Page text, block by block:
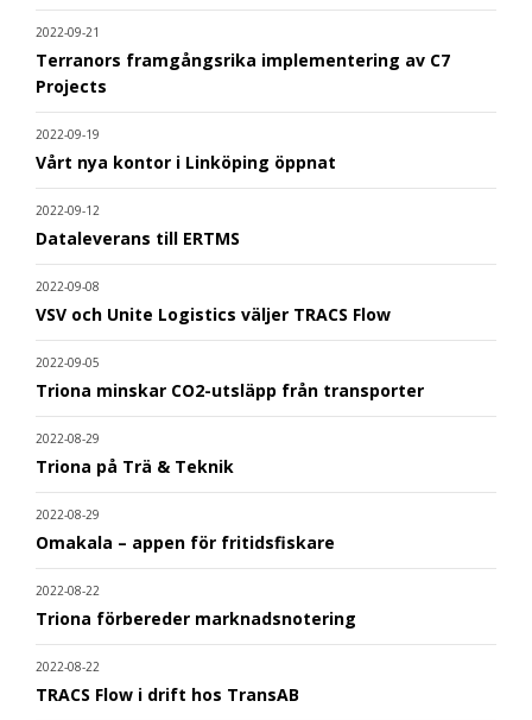
2022-09-21
Terranors framgångsrika implementering av C7
Projects
2022-09-19
Vårt nya kontor i Linköping öppnat
2022-09-12
Dataleverans till ERTMS
2022-09-08
VSV och Unite Logistics väljer TRACS Flow
2022-09-05
Triona minskar CO2-utsläpp från transporter
2022-08-29
Triona på Trä & Teknik
2022-08-29
Omakala – appen för fritidsfiskare
2022-08-22
Triona förbereder marknadsnotering
2022-08-22
TRACS Flow i drift hos TransAB